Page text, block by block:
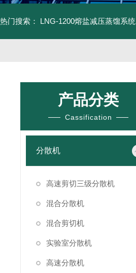
热门搜索： LNG-1200熔盐减压蒸馏系统
产品分类
Cassification
分散机
高速剪切三级分散机
混合分散机
混合剪切机
实验室分散机
高速分散机